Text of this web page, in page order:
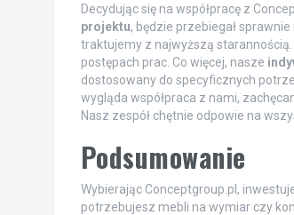
Decydując się na współpracę z
projektu, będzie przebiegał
traktujemy z najwyższą
postępach prac. Co więcej, nasze
dostosowany do specyficznych
wygląda współpraca z nami,
Nasz zespół chętnie odpowie na
Podsumowanie
Wybierając Conceptgroup.pl,
potrzebujesz mebli na wymiar czy